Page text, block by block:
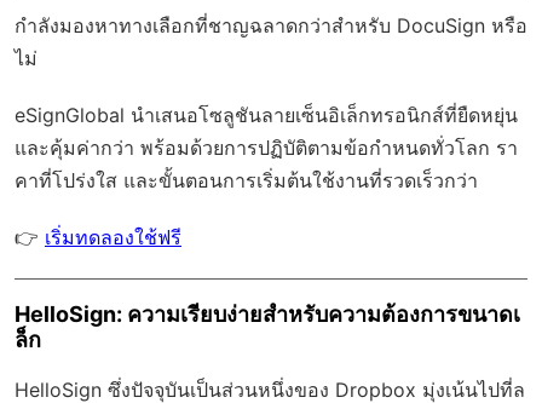
กำลังมองหาทางเลือกที่ชาญฉลาดกว่าสำหรับ DocuSign หรือ
ไม่
eSignGlobal นำเสนอโซลูชันลายเซ็นอิเล็กทรอนิกส์ที่ยืดหยุ่น
และคุ้มค่ากว่า พร้อมด้วยการปฏิบัติตามข้อกำหนดทั่วโลก รา
คาที่โปร่งใส และขั้นตอนการเริ่มต้นใช้งานที่รวดเร็วกว่า
👉 เริ่มทดลองใช้ฟรี
HelloSign: ความเรียบง่ายสำหรับความต้องการขนาดเ
ล็ก
HelloSign ซึ่งปัจจุบันเป็นส่วนหนึ่งของ Dropbox มุ่งเน้นไปที่ล